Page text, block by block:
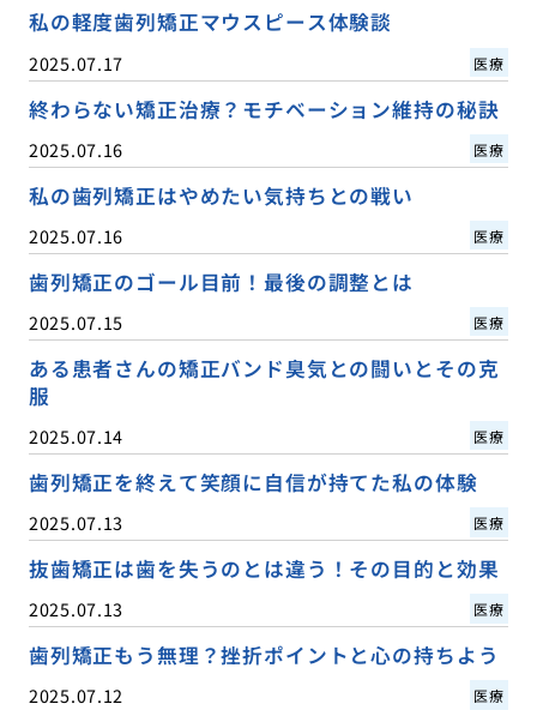
私の軽度歯列矯正マウスピース体験談
2025.07.17 医療
終わらない矯正治療？モチベーション維持の秘訣
2025.07.16 医療
私の歯列矯正はやめたい気持ちとの戦い
2025.07.16 医療
歯列矯正のゴール目前！最後の調整とは
2025.07.15 医療
ある患者さんの矯正バンド臭気との闘いとその克
服
2025.07.14 医療
歯列矯正を終えて笑顔に自信が持てた私の体験
2025.07.13 医療
抜歯矯正は歯を失うのとは違う！その目的と効果
2025.07.13 医療
歯列矯正もう無理？挫折ポイントと心の持ちよう
2025.07.12 医療